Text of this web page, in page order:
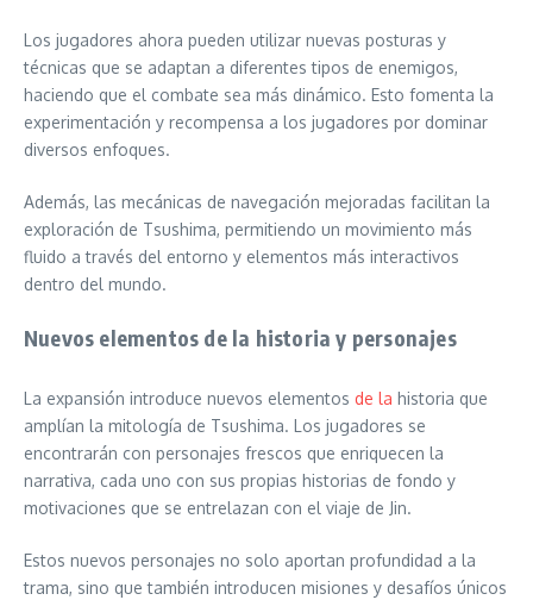
Los jugadores ahora pueden utilizar nuevas posturas y
técnicas que se adaptan a diferentes tipos de enemigos,
haciendo que el combate sea más dinámico. Esto fomenta la
experimentación y recompensa a los jugadores por dominar
diversos enfoques.
Además, las mecánicas de navegación mejoradas facilitan la
exploración de Tsushima, permitiendo un movimiento más
fluido a través del entorno y elementos más interactivos
dentro del mundo.
Nuevos elementos de la historia y personajes
La expansión introduce nuevos elementos de la historia que
amplían la mitología de Tsushima. Los jugadores se
encontrarán con personajes frescos que enriquecen la
narrativa, cada uno con sus propias historias de fondo y
motivaciones que se entrelazan con el viaje de Jin.
Estos nuevos personajes no solo aportan profundidad a la
trama, sino que también introducen misiones y desafíos únicos